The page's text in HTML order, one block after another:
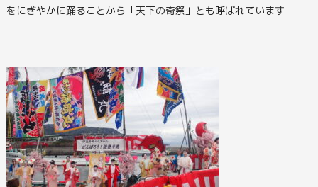
をにぎやかに踊ることから「天下の奇祭」とも呼ばれています